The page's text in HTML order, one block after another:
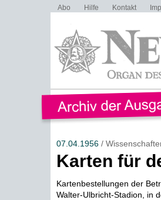
Abo Hilfe Kontakt
07.04.1956/
Karten für
Kartenbestellungen der
Walter-Ulbricht-Stadion, in